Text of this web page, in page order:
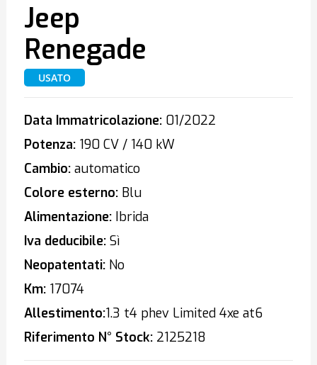
Jeep
Renegade
USATO
Data Immatricolazione:01/2022
Potenza:190 CV / 140 kW
Cambio:automatico
Colore esterno:Blu
Alimentazione:Ibrida
Iva deducibile:Sì
Neopatentati:No
Km:17074
Allestimento:1.3 t4 phev Limited 4xe at6
Riferimento N° Stock:2125218